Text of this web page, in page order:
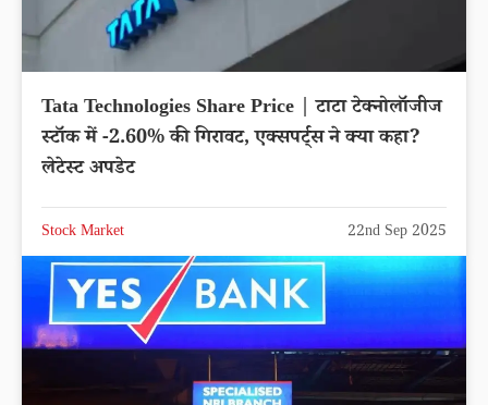
Tata Technologies Share Price | टाटा टेक्नोलॉजीज
स्टॉक में -2.60% की गिरावट, एक्सपर्ट्स ने क्या कहा?
लेटेस्ट अपडेट
Stock Market 22nd Sep 2025